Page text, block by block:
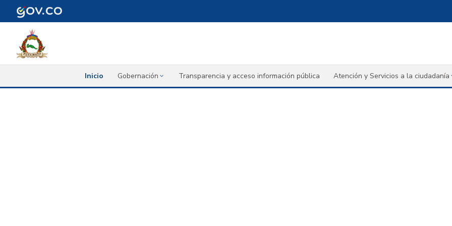
Inicio Gobernación Transparencia y acceso información pública Atención y Servicios a la ciudadanía